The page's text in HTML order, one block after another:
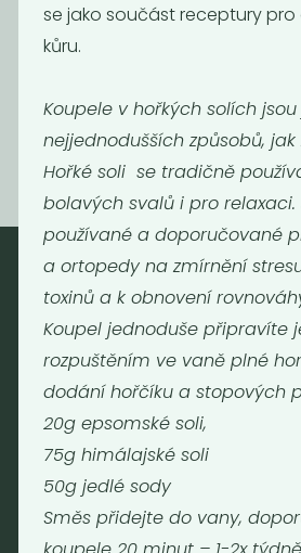
Tekuté mýdlo
199Kč / Kg
Nebaleno
Bezobalové vegan potraviny
drogerie a minikavárna
Jaromírova 495/16
Praha 2 - Nusle
128 00
Tel.: (+420) 723 736 413
Email: info@nebaleno.eu
se jako součást receptury
kůru.
Koupele v hořkých solích
nejjednodušších způsobů,
Hořké soli se tradičně
bolavých svalů i pro relaxaci.
používané a doporučované
a ortopedy na zmírnění
toxinů a k obnovení
Koupel jednoduše připravíte
rozpuštěním ve vaně plné
dodání hořčíku a stopových
20g epsomské soli,
75g himálajské soli
50g jedlé sody
Směs přidejte do vany,